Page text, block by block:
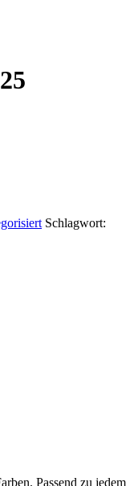
Schlagwort:
Passend zu jedem